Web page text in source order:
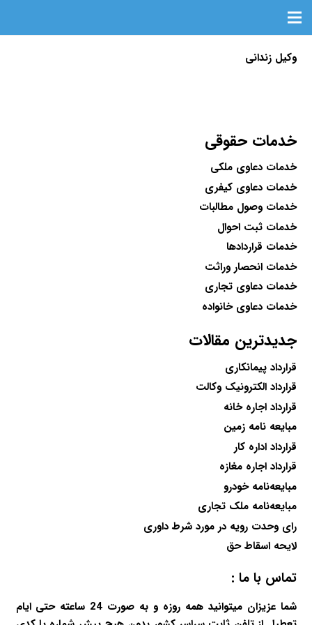
وکیل زندانی
خدمات حقوقی
خدمات دعاوی ملکی
خدمات دعاوی کیفری
خدمات وصول مطالبات
خدمات ثبت احوال
خدمات قراردادها
خدمات انحصار وراثت
خدمات دعاوی تجاری
خدمات دعاوی خانواده
جدیدترین مقالات
قرارداد پیمانکاری
قرارداد الکترونیک وکالت
قرارداد اجاره خانه
مبایعه نامه زمین
قرارداد اداره کار
قرارداد اجاره مغازه
مبایعه‌نامه خودرو
مبایعه‌نامه ملک تجاری
رای وحدت رویه در مورد شرط داوری
لایحه اسقاط حق
تماس با ما :
شما عزیزان میتوانید همه روزه و به صورت 24 ساعته حتی ایام